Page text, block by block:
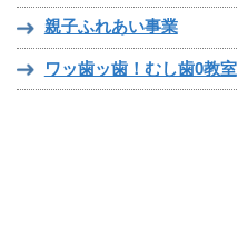
親子ふれあい事業
ワッ歯ッ歯！むし歯0教室